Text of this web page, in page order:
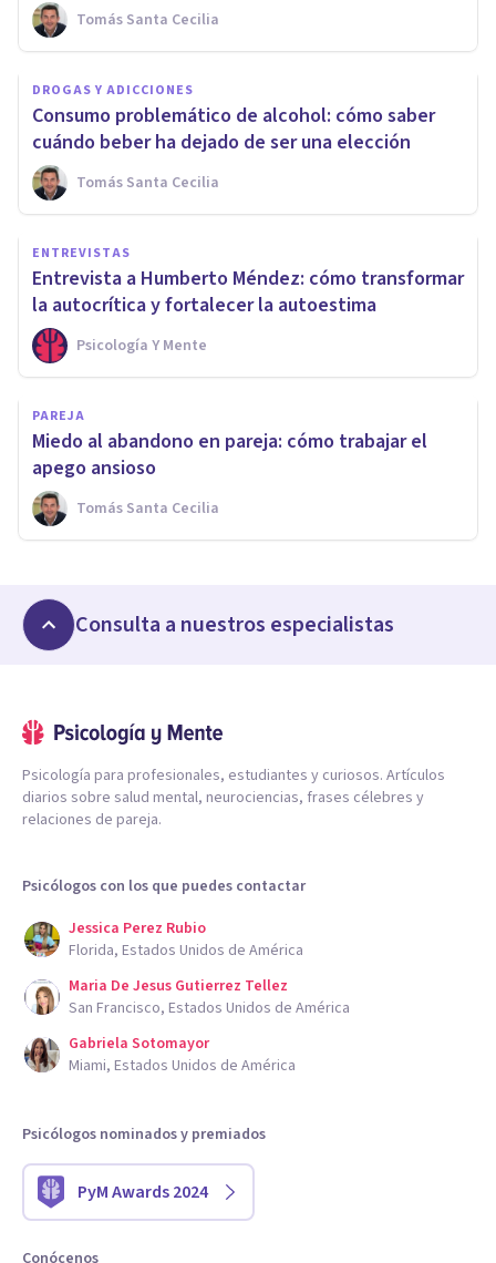
Tomás Santa Cecilia
DROGAS Y ADICCIONES
Consumo problemático de alcohol: cómo saber
cuándo beber ha dejado de ser una elección
Tomás Santa Cecilia
ENTREVISTAS
Entrevista a Humberto Méndez: cómo transformar
la autocrítica y fortalecer la autoestima
Psicología Y Mente
PAREJA
Miedo al abandono en pareja: cómo trabajar el
apego ansioso
Tomás Santa Cecilia
Consulta a nuestros especialistas
Psicología para profesionales, estudiantes y curiosos. Artículos
diarios sobre salud mental, neurociencias, frases célebres y
relaciones de pareja.
Psicólogos con los que puedes contactar
Jessica Perez Rubio
Florida, Estados Unidos de América
Maria De Jesus Gutierrez Tellez
San Francisco, Estados Unidos de América
Gabriela Sotomayor
Miami, Estados Unidos de América
Psicólogos nominados y premiados
PyM Awards 2024